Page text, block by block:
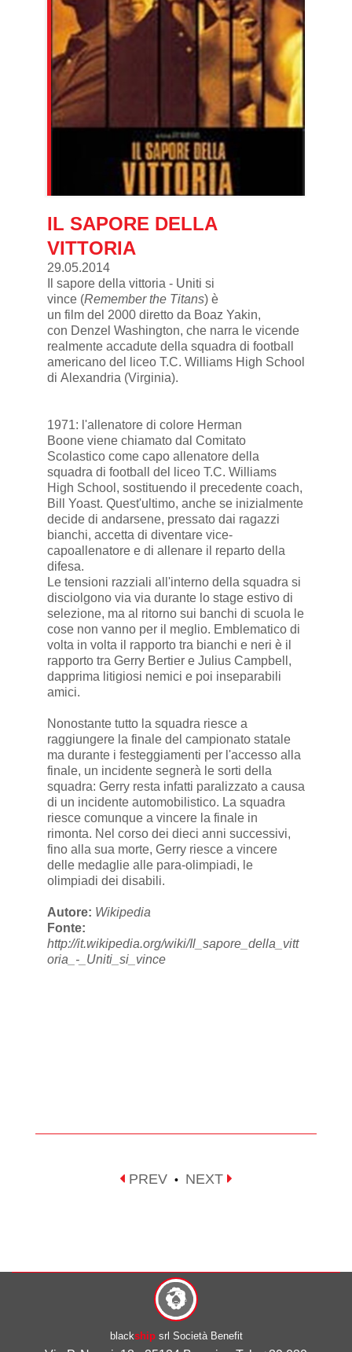
IL SAPORE DELLA
VITTORIA
29.05.2014
Il sapore della vittoria - Uniti si
vince(Remember the Titans) è
un filmdel 2000diretto da Boaz Yakin,
con Denzel Washington, che narra le vicende
realmente accadute della squadra di football
americanodel liceo T.C. Williams High School
di Alexandria (Virginia).
1971: l'allenatore di colore Herman
Booneviene chiamato dal Comitato
Scolastico come capo allenatore della
squadra di football del liceo T.C. Williams
High School, sostituendo il precedente coach,
Bill Yoast. Quest'ultimo, anche se inizialmente
decide di andarsene, pressato dai ragazzi
bianchi, accetta di diventare vice-
capoallenatore e di allenare il reparto della
difesa.
Le tensioni razziali all'interno della squadra si
disciolgono via via durante lo stage estivo di
selezione, ma al ritorno sui banchi di scuola le
cose non vanno per il meglio. Emblematico di
volta in volta il rapporto tra bianchi e neri è il
rapporto tra Gerry Bertier e Julius Campbell,
dapprima litigiosi nemici e poi inseparabili
amici.
Nonostante tutto la squadra riesce a
raggiungere la finale del campionato statale
ma durante i festeggiamenti per l'accesso alla
finale, un incidente segnerà le sorti della
squadra: Gerry resta infatti paralizzato a causa
di un incidente automobilistico. La squadra
riesce comunque a vincere la finale in
rimonta. Nel corso dei dieci anni successivi,
fino alla sua morte, Gerry riesce a vincere
delle medaglie alle para-olimpiadi, le
olimpiadi dei disabili.
Autore: Wikipedia
Fonte:
http://it.wikipedia.org/wiki/Il_sapore_della_vitt
oria_-_Uniti_si_vince
PREV • NEXT
blackshipsrl Società Benefit